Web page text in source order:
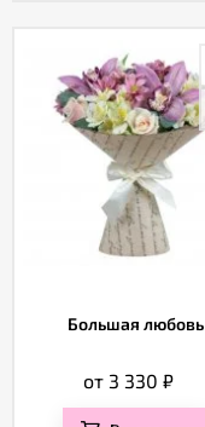
Большая любовь
от 3 330 ₽